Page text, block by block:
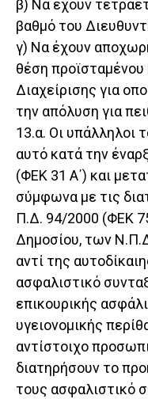
β) Να έχουν
βαθμό του
γ) Να έχουν
θέση προϊσταμένου
Διαχείρισης για
την απόλυση για
13.α. Οι υπάλληλοι
αυτό κατά την
(ΦΕΚ 31 Α΄) και
σύμφωνα με τις
Π.Δ. 94/2000 (ΦΕΚ
Δημοσίου, των
αντί της
ασφαλιστικό
επικουρικής
υγειονομικής
αντίστοιχο
διατηρήσουν το
τους ασφαλιστικό